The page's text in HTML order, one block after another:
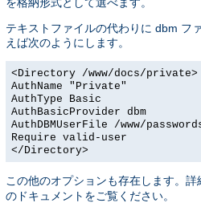
を格納形式として選べます。
テキストファイルの代わりに dbm フ
えば次のようにします。
<Directory /www/docs/private>
AuthName "Private"
AuthType Basic
AuthBasicProvider dbm
AuthDBMUserFile /www/
Require valid-user
</Directory>
この他のオプションも存在します。詳
のドキュメントをご覧ください。